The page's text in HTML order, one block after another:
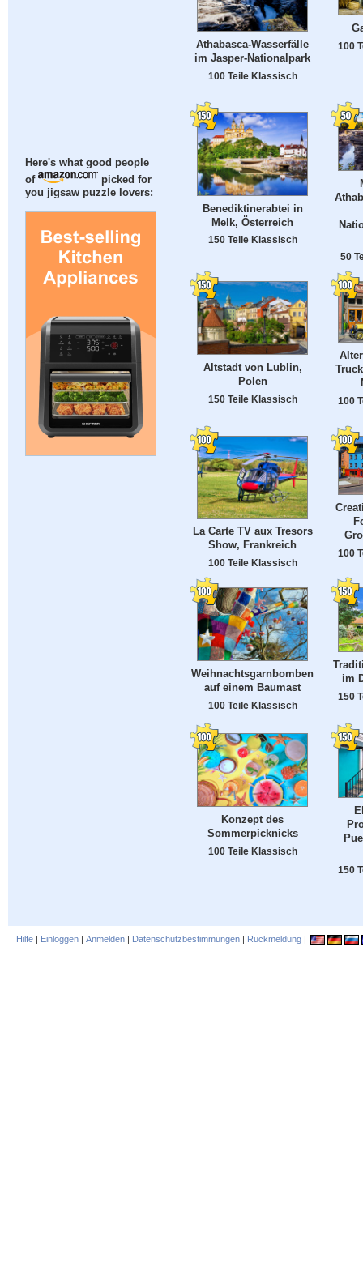
Here's what good people
of
picked for
you jigsaw puzzle lovers:
Athabasca-Wasserfälle
im Jasper-Nationalpark
100 Teile Klassisch
100
Benediktinerabtei in
Melk, Österreich
150 Teile Klassisch
50
Altstadt von Lublin,
Polen
150 Teile Klassisch 100
La Carte TV aux Tresors
Show, Frankreich
100 Teile Klassisch
100
Weihnachtsgarnbomben
auf einem Baumast
100 Teile Klassisch
im
150
Konzept des
Sommerpicknicks
100 Teile Klassisch
150
Hilfe | Einloggen | Anmelden | Datenschutzbestimmungen | Rückmeldung |